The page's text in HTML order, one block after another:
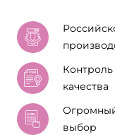
Контроль
качества
выбор